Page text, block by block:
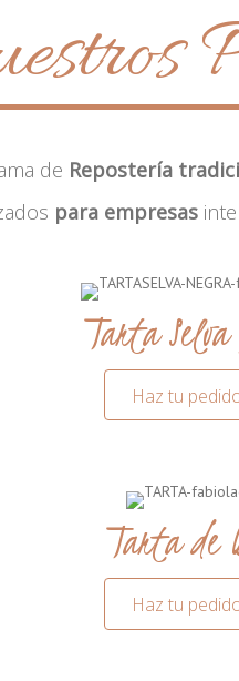
de Repostería
para empresas
Tarta
Haz tu
Tarta de
Haz tu